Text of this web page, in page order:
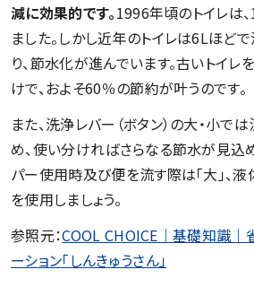
減に効果的です。1996年頃のトイレは
ました。しかし近年のトイレは6Lほど
り、節水化が進んでいます。古いトイ
けで、およそ60％の節約が叶うのです。
また、洗浄レバー（ボタン）の大・小で
め、使い分ければさらなる節水が見込
パー使用時及び便を流す際は「大」、液
を使用しましょう。
参照元：COOL CHOICE｜基礎知識｜
ーション「しんきゅうさん」